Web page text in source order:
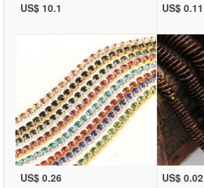
US$ 10.1 US$ 0.11
US$ 0.26 US$ 0.02